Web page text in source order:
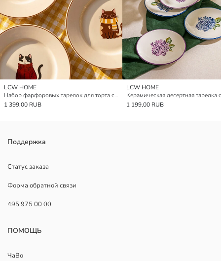
LCW HOME
Набор фарфоровых тарелок для торта с принтом кота 4 штуки 21 см
1 399,00 RUB
LCW HOME
1 199,00 RUB
Поддержка
Статус заказа
Форма обратной связи
495 975 00 00
ПОМОЩЬ
ЧаВо